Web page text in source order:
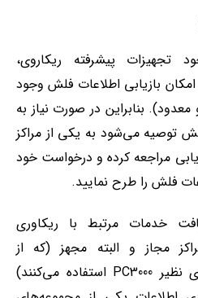
تجهیزات پیشرفته ریکاروی،
امکان بازیابی اطلاعات فلش وجود
بنابراین در صورت نیاز به
توصیه می‌شود به یکی از مراکز
مراجعه کرده و درخواست خود
فلش را طرح نمایید.
خدمات مرتبط با ریکاوری
مجاز و البته مجهز (که از
دستگاه‌های پیشرفته ریکاوری نظیر PC3000 استفاده می‌کنند)